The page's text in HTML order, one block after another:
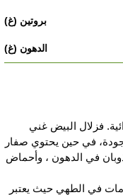
فزلال البيض غني
في حين يحتوي صفار
في الدهون ، وأحماض
في الطهي حيث يعتبر